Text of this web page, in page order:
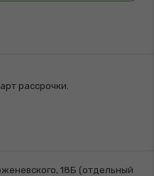
рассрочки.
18Б (отдельный